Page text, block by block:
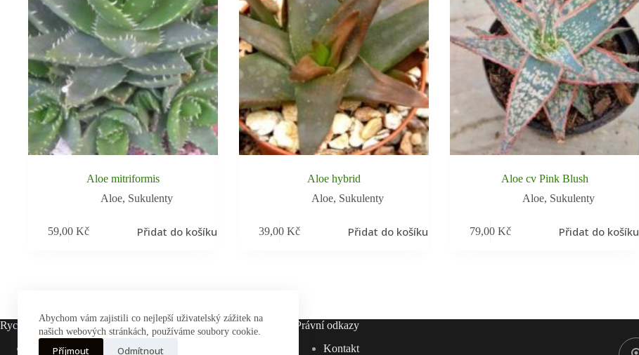
Abychom vám zajistili co nejlepší uživatelský zážitek na
našich webových stránkách, používáme soubory cookie.
Příjmout Odmítnout
Aloe mitriformis
Aloe, Sukulenty
59,00 Kč Přidat do košíku
Aloe hybrid
Aloe, Sukulenty
39,00 Kč Přidat do košíku
Aloe cv Pink Blush
Aloe, Sukulenty
79,00 Kč Přidat do košíku
Rychlé odkazy
Hlavní stránka
Právní odkazy
Kontakt